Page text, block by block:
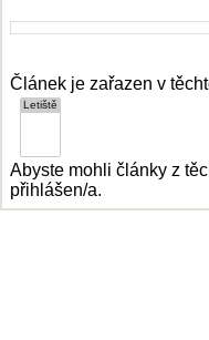
Článek je zařazen v
Abyste mohli články z
přihlášen/a.